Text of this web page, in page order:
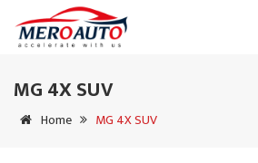
MG 4X SUV
Home MG 4X SUV